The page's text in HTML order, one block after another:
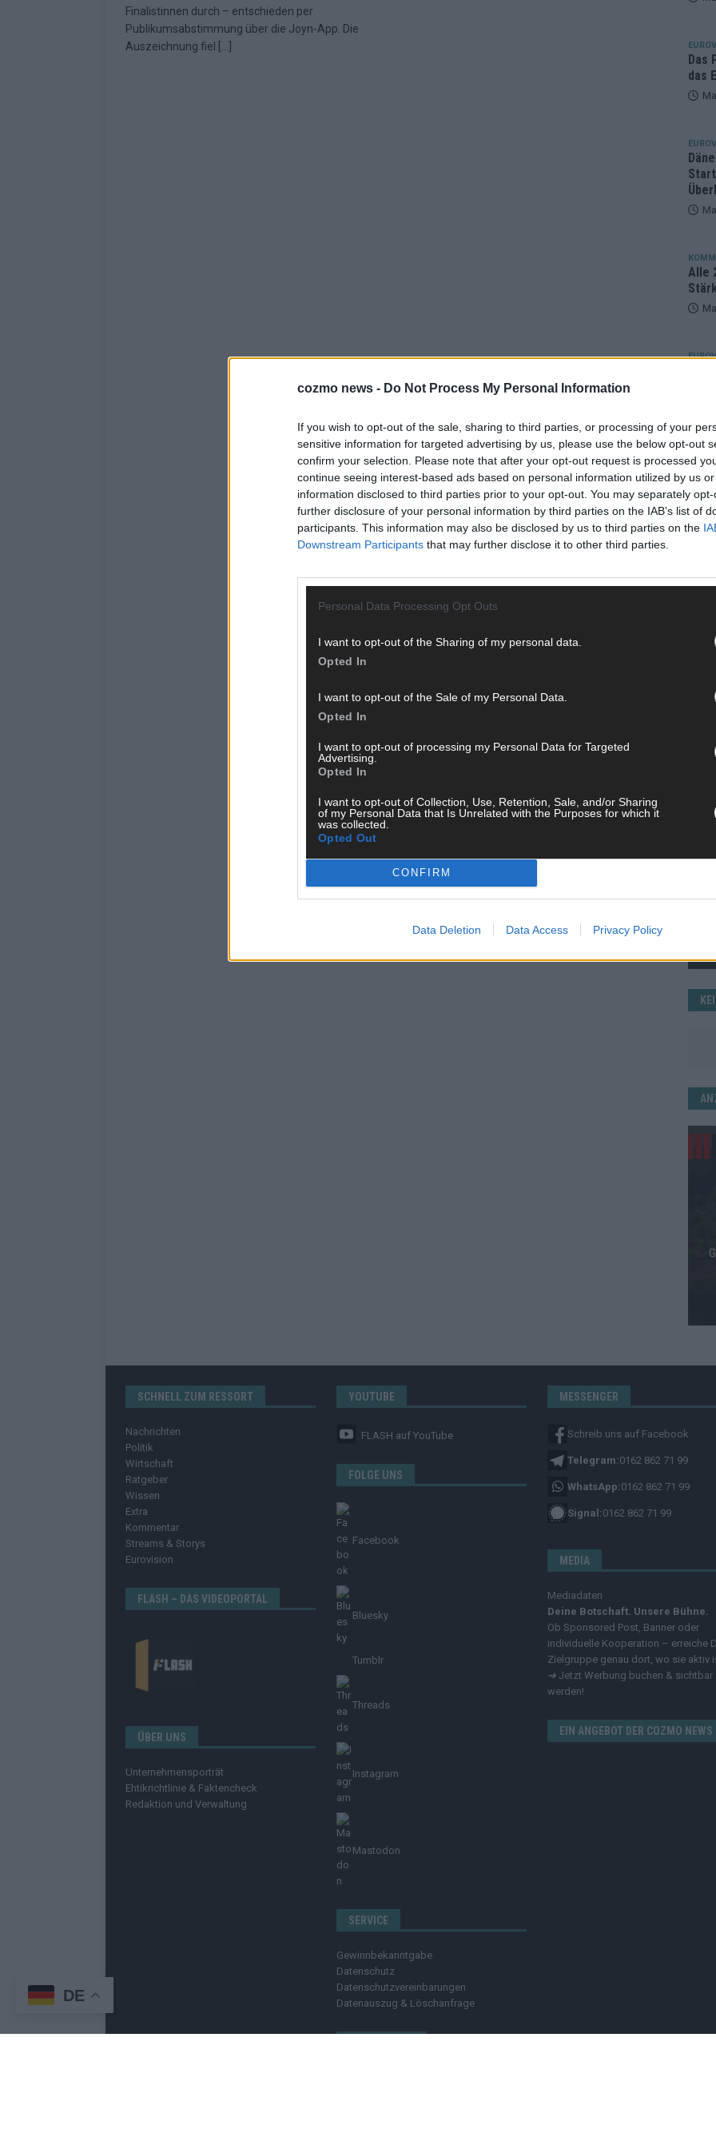
cozmo news - Do Not Process My Personal Information
If you wish to opt-out of the sale, sharing to third parties, or processing of your
sensitive information for targeted advertising by us, please use the below opt-out
confirm your selection. Please note that after your opt-out request is processed
continue seeing interest-based ads based on personal information utilized by us
information disclosed to third parties prior to your opt-out. You may separately
further disclosure of your personal information by third parties on the IAB’s list of
participants. This information may also be disclosed by us to third parties on the
Downstream Participants that may further disclose it to other third parties.
Personal Data Processing Opt Outs
I want to opt-out of the Sharing of my personal data.
Opted In
I want to opt-out of the Sale of my Personal Data.
Opted In
I want to opt-out of processing my Personal Data for Targeted
Advertising.
Opted In
I want to opt-out of Collection, Use, Retention, Sale, and/or Sharing
of my Personal Data that Is Unrelated with the Purposes for which it
was collected.
Opted Out
CONFIRM
Data Deletion Data Access Privacy Policy
[ Mai 2026 ] ESC 2026: Ein Sieger, der klar überzeugt – und eine Debatte, die nicht aufhört
Finalistinnen durch – entschieden per
Publikumsabstimmung über die Joyn-App. Die
Auszeichnung fiel
Das
das
Alle
SCHNELL ZUM RESSORT
Nachrichten
Politik
Wirtschaft
Ratgeber
Wissen
Extra
Kommentar
Streams & Storys
Eurovision
FLASH – DAS VIDEOPORTAL
ÜBER UNS
Unternehmensporträt
Ehtikrichtlinie & Faktencheck
Redaktion und Verwaltung
YOUTUBE
FLASH auf YouTube
FOLGE UNS
Facebook
Bluesky
Tumblr
Threads
Instagram
Mastodon
SERVICE
Gewinnbekanntgabe
Datenschutz
Datenschutzvereinbarungen
Datenauszug & Löschanfrage
MESSENGER
Schreib uns auf Facebook
Telegram:0162 862 71 99
WhatsApp:0162 862 71 99
Signal:0162 862 71 99
MEDIA
Mediadaten
Deine Botschaft. Unsere Bühne.
Ob Sponsored Post, Banner oder
individuelle Kooperation – erreiche
Zielgruppe genau dort, wo sie aktiv
➔ Jetzt Werbung buchen & sichtbar
werden!
EIN ANGEBOT DER COZMO NEWS
DE